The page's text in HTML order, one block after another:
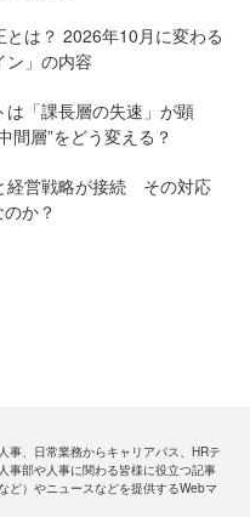
は？ 2026年10月に変わる
ン」の内容
「課長層の失速」が顕
層”をどう変える？
経営戦略が接続 その対応
か？
事、日常業務からキャリアパス、HRテ
事部や人事に関わる皆様に役立つ記事
ど）やニュースなどを提供するWebマ